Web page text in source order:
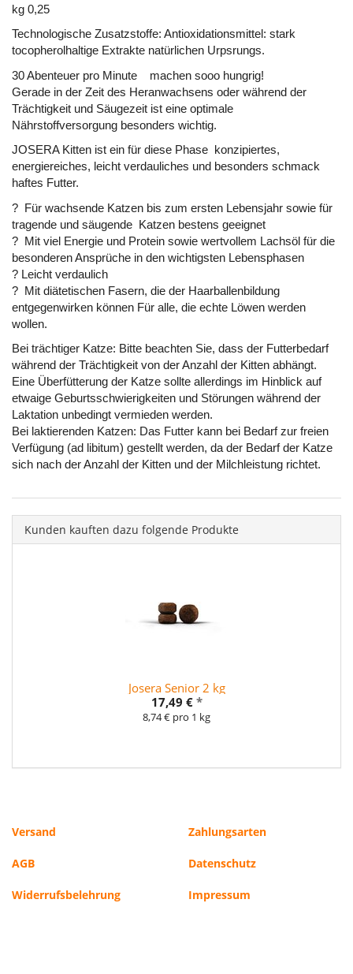
kg 0,25
Technologische Zusatzstoffe: Antioxidationsmittel: stark
tocopherolhaltige Extrakte natürlichen Urpsrungs.
30 Abenteuer pro Minute machen sooo hungrig!
Gerade in der Zeit des Heranwachsens oder während der
Trächtigkeit und Säugezeit ist eine optimale
Nährstoffversorgung besonders wichtig.
JOSERA Kitten ist ein für diese Phase konzipiertes,
energiereiches, leicht verdauliches und besonders schmack
haftes Futter.
? Für wachsende Katzen bis zum ersten Lebensjahr sowie für
tragende und säugende Katzen bestens geeignet
? Mit viel Energie und Protein sowie wertvollem Lachsöl für die
besonderen Ansprüche in den wichtigsten Lebensphasen
? Leicht verdaulich
? Mit diätetischen Fasern, die der Haarballenbildung
entgegenwirken können Für alle, die echte Löwen werden
wollen.
Bei trächtiger Katze: Bitte beachten Sie, dass der Futterbedarf
während der Trächtigkeit von der Anzahl der Kitten abhängt.
Eine Überfütterung der Katze sollte allerdings im Hinblick auf
etwaige Geburtsschwierigkeiten und Störungen während der
Laktation unbedingt vermieden werden.
Bei laktierenden Katzen: Das Futter kann bei Bedarf zur freien
Verfügung (ad libitum) gestellt werden, da der Bedarf der Katze
sich nach der Anzahl der Kitten und der Milchleistung richtet.
Kunden kauften dazu folgende Produkte
Josera Senior 2 kg
17,49 € *
8,74 € pro 1 kg
Versand Zahlungsarten
AGB Datenschutz
Widerrufsbelehrung Impressum